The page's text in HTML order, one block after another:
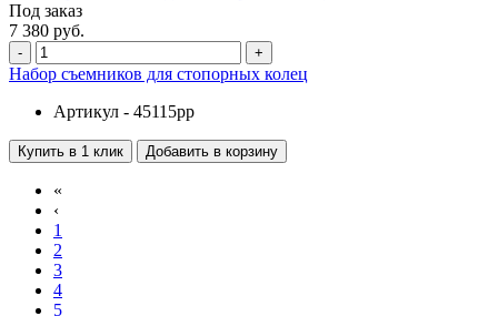
Под заказ
7 380 руб.
- +
Набор съемников для стопорных колец
Артикул - 45115pp
Купить в 1 клик Добавить в корзину
«
‹
1
2
3
4
5